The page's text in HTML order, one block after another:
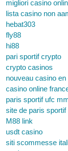
migliori casino
lista casino non
hebat303
fly88
hi88
pari sportif crypto
crypto casinos
nouveau casino en
casino online
paris sportif ufc
site de paris sportif
M88 link
usdt casino
siti scommesse